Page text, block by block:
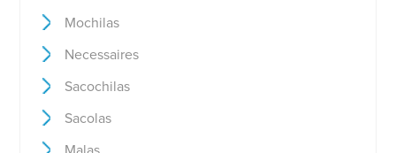
Mochilas
Necessaires
Sacochilas
Sacolas